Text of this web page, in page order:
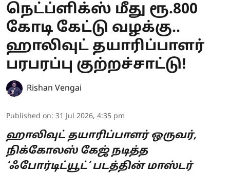
நெட்ப்ளிக்ஸ் மீது ரூ.800
கோடி கேட்டு வழக்கு..
ஹாலிவுட் தயாரிப்பாளர்
பரபரப்பு குற்றச்சாட்டு!
Rishan Vengai
Published on: 31 Jul 2026, 4:35 pm
ஹாலிவுட் தயாரிப்பாளர் ஒருவர்,
நிக்கோலஸ் கேஜ் நடித்த
‘ஃபோர்டிட்யூட்’ படத்தின் மாஸ்டர்